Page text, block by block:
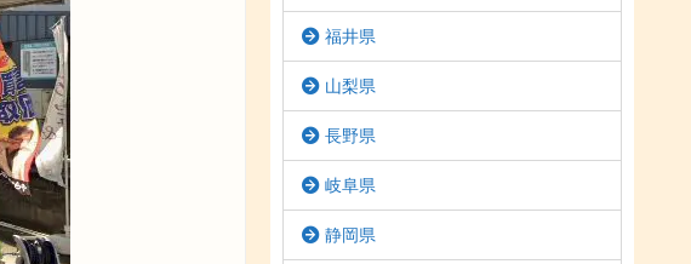
福井県
山梨県
長野県
岐阜県
静岡県